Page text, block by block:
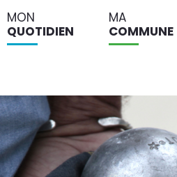
MON
QUOTIDIEN
MA
COMMUNE